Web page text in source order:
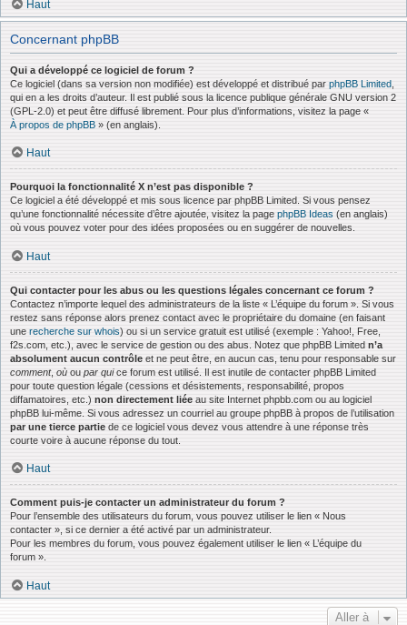
Haut
Concernant phpBB
Qui a développé ce logiciel de forum ?
Ce logiciel (dans sa version non modifiée) est développé et distribué par phpBB Limited
qui en a les droits d’auteur. Il est publié sous la licence publique générale GNU version 2
(GPL-2.0) et peut être diffusé librement. Pour plus d’informations, visitez la page «
À propos de phpBB » (en anglais).
Haut
Pourquoi la fonctionnalité X n’est pas disponible ?
Ce logiciel a été développé et mis sous licence par phpBB Limited. Si vous pensez
qu’une fonctionnalité nécessite d’être ajoutée, visitez la page phpBB Ideas (en anglais)
où vous pouvez voter pour des idées proposées ou en suggérer de nouvelles.
Haut
Qui contacter pour les abus ou les questions légales concernant ce forum ?
Contactez n’importe lequel des administrateurs de la liste « L’équipe du forum ». Si vous
restez sans réponse alors prenez contact avec le propriétaire du domaine (en faisant
une recherche sur whois) ou si un service gratuit est utilisé (exemple : Yahoo!, Free,
f2s.com, etc.), avec le service de gestion ou des abus. Notez que phpBB Limited n’a
absolument aucun contrôle et ne peut être, en aucun cas, tenu pour responsable sur
comment, où ou par quice forum est utilisé. Il est inutile de contacter phpBB Limited
pour toute question légale (cessions et désistements, responsabilité, propos
diffamatoires, etc.) non directement liée au site Internet phpbb.com ou au logiciel
phpBB lui-même. Si vous adressez un courriel au groupe phpBB à propos de l’utilisation
par une tierce partie de ce logiciel vous devez vous attendre à une réponse très
courte voire à aucune réponse du tout.
Haut
Comment puis-je contacter un administrateur du forum ?
Pour l’ensemble des utilisateurs du forum, vous pouvez utiliser le lien « Nous
contacter », si ce dernier a été activé par un administrateur.
Pour les membres du forum, vous pouvez également utiliser le lien « L’équipe du
forum ».
Haut
Aller à